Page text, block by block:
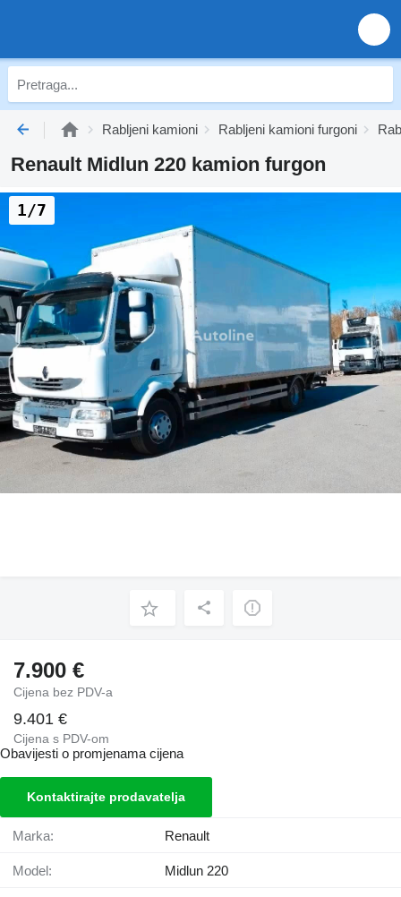
Rabljeni kamioni Rabljeni kamioni furgoni
Renault Midlun 220 kamion furgon
1/7
7.900 €
Cijena bez PDV-a
9.401 €
Cijena s PDV-om
Obavijesti o promjenama cijena
Kontaktirajte prodavatelja
Marka: Renault
Model: Midlun 220